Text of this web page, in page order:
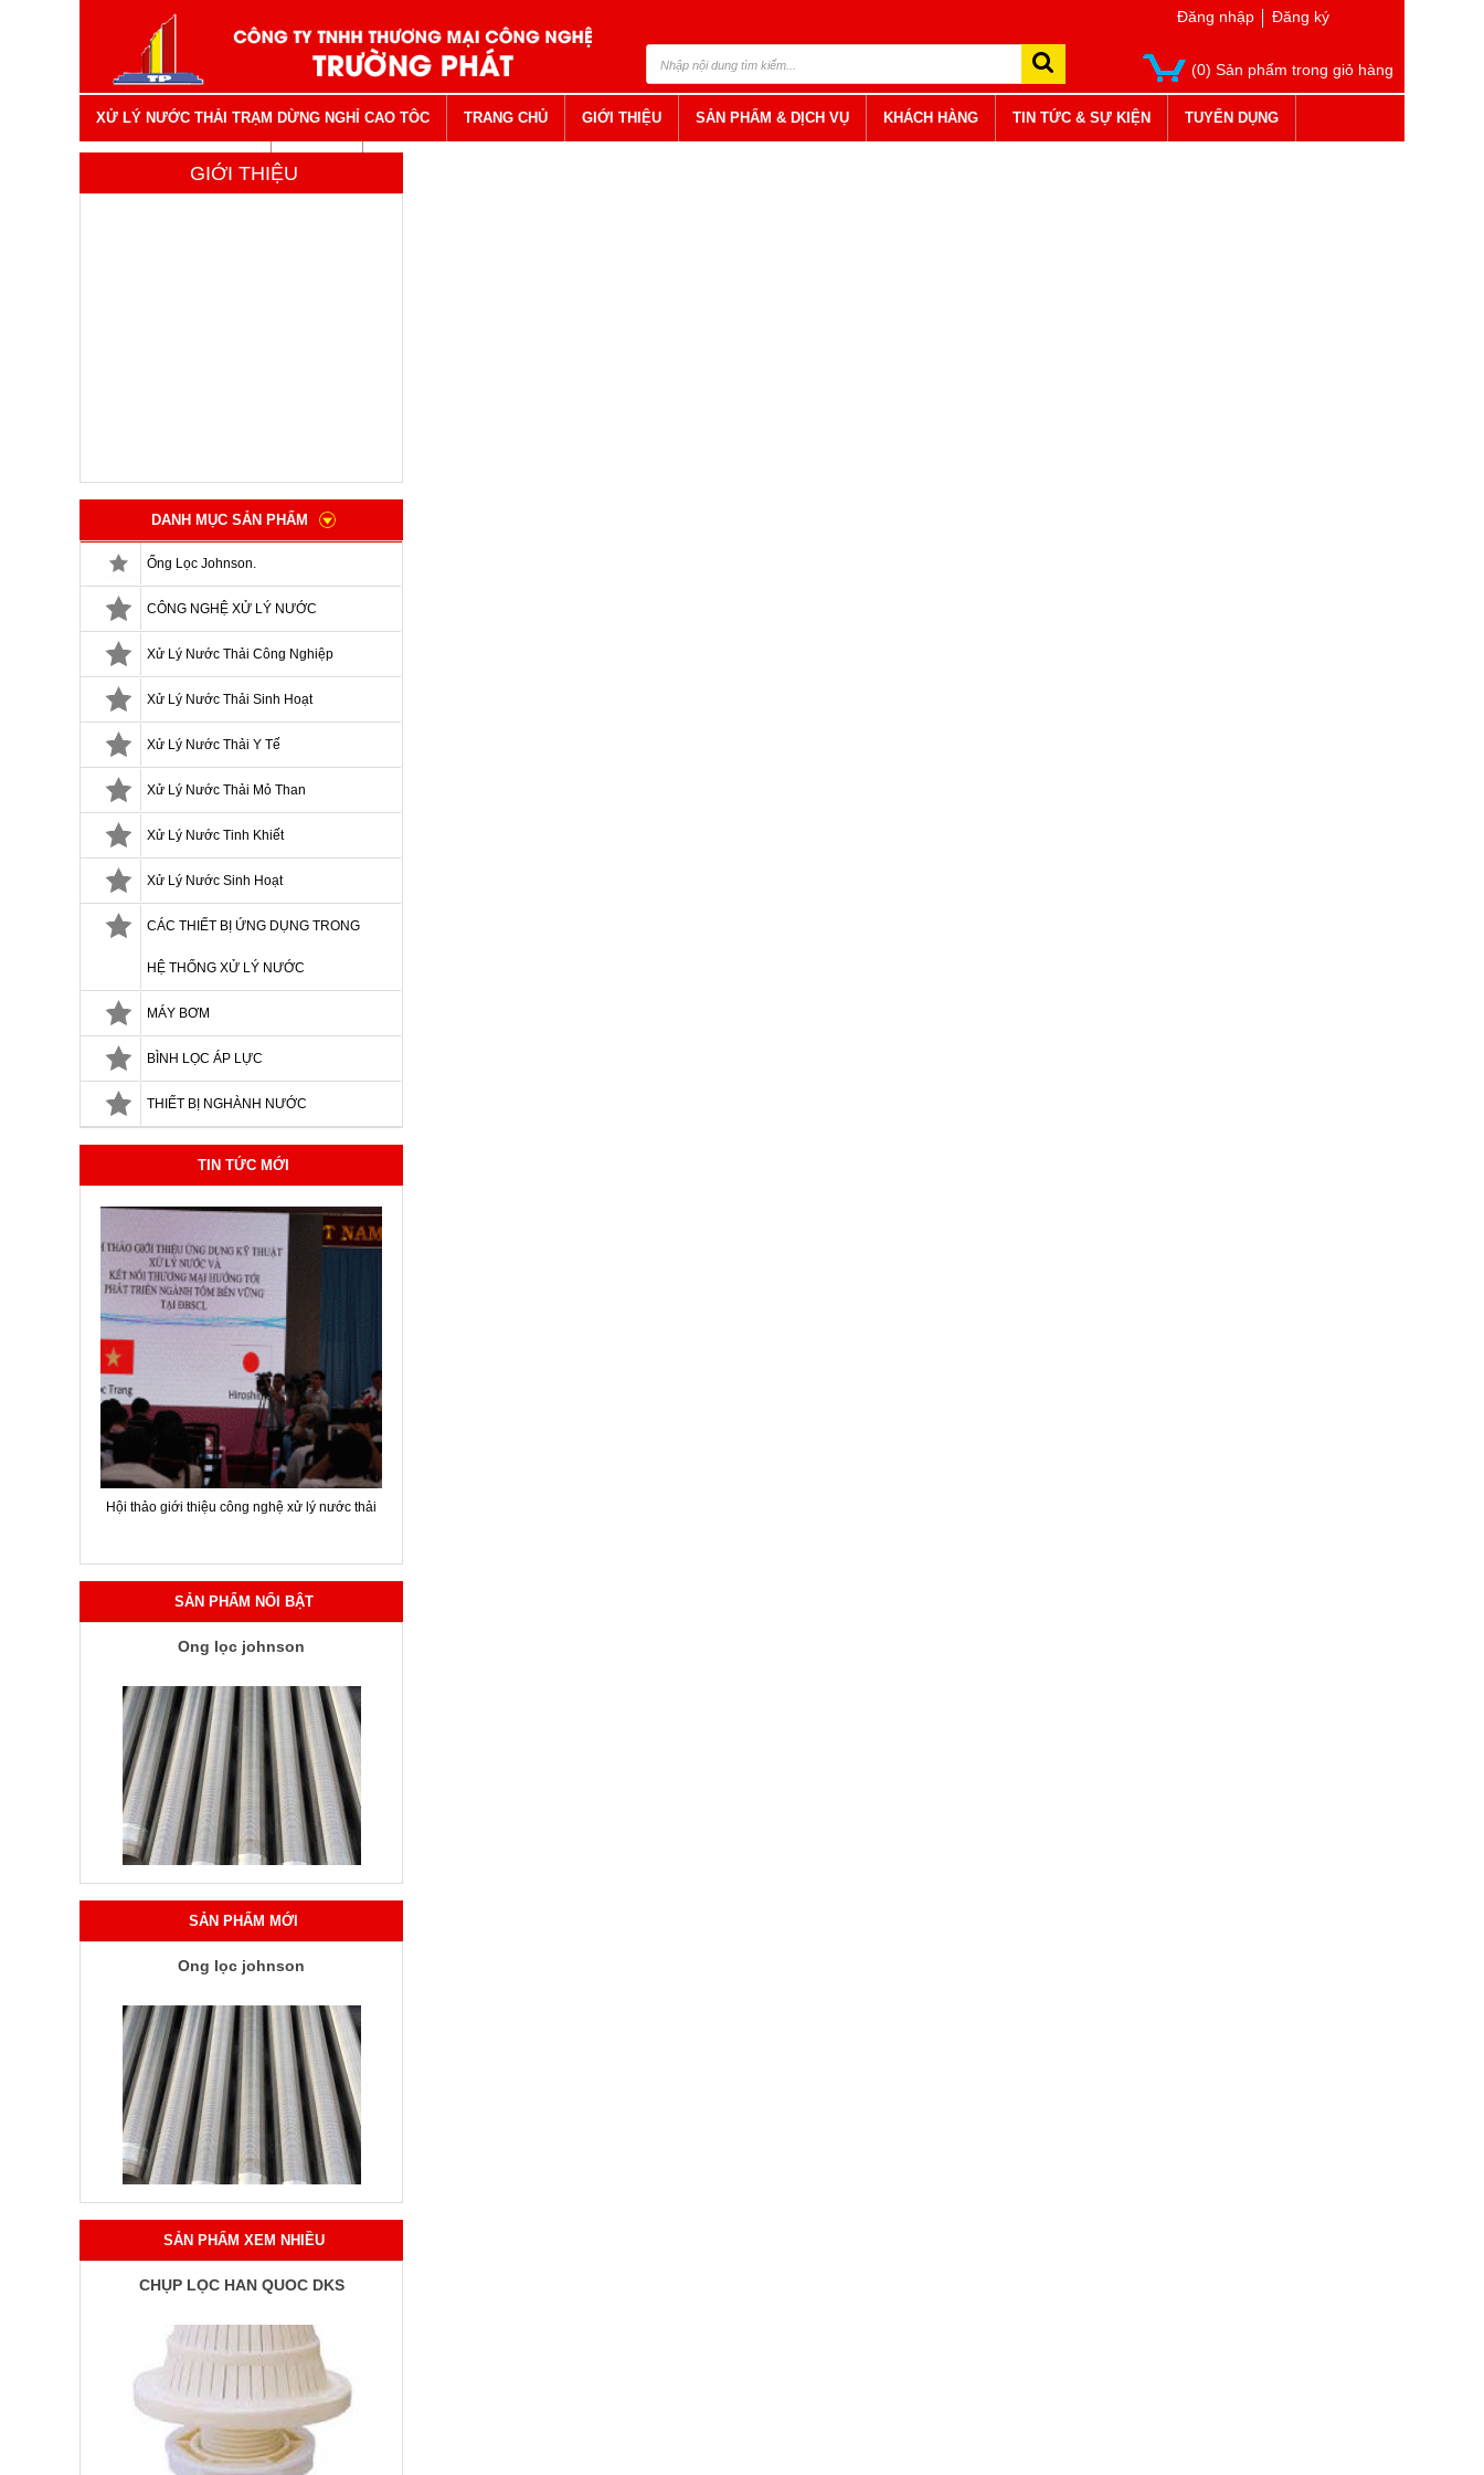
Đăng nhập Đăng ký
(0) Sản phẩm trong giỏ hàng
XỬ LÝ NƯỚC THẢI TRẠM DỪNG NGHỈ CAO TÔC TRANG CHỦ GIỚI THIỆU SẢN PHẨM & DỊCH VỤ KHÁCH HÀNG TIN TỨC & SỰ KIỆN TUYỂN DỤNG
VẬT TƯ NGÀNH NƯỚC LIÊN HỆ
GIỚI THIỆU
DANH MỤC SẢN PHẨM
Ống Lọc Johnson.
CÔNG NGHỆ XỬ LÝ NƯỚC
Xử Lý Nước Thải Công Nghiệp
Xử Lý Nước Thải Sinh Hoạt
Xử Lý Nước Thải Y Tế
Xử Lý Nước Thải Mỏ Than
Xử Lý Nước Tinh Khiết
Xử Lý Nước Sinh Hoạt
CÁC THIẾT BỊ ỨNG DỤNG TRONG
HỆ THỐNG XỬ LÝ NƯỚC
MÁY BƠM
BÌNH LỌC ÁP LỰC
THIẾT BỊ NGHÀNH NƯỚC
TIN TỨC MỚI
Hội thảo giới thiệu công nghệ xử lý nước thải
SẢN PHẨM NỔI BẬT
Ống lọc johnson
SẢN PHẨM MỚI
Ống lọc johnson
SẢN PHẨM XEM NHIỀU
CHỤP LỌC HÀN QUỐC DKS